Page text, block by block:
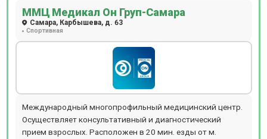
ММЦ Медикал Он Груп-Самара
Самара, Карбышева, д. 63
Спортивная
Международный многопрофильный медицинский центр.
Осуществляет консультативный и диагностический
прием взрослых. Расположен в 20 мин. езды от м.